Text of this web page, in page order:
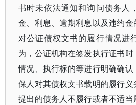
书时未依法通知和询问债务人
金、利息、逾期利息以及违约
对公证债权文书的履行情况进
为，公证机构在签发执行证书
情况、执行标的等进行明确确
保人对其债权文书载明的履行
提出的债务人不履行或者不适